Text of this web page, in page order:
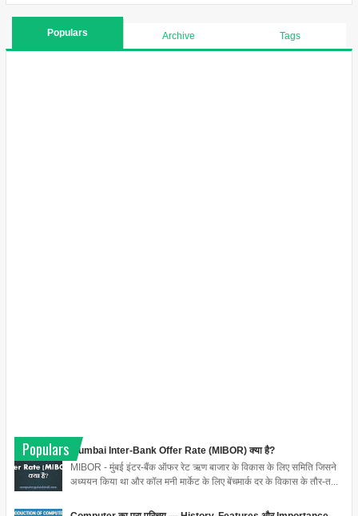
Populars Archive Tags
Populars
Mumbai Inter-Bank Offer Rate (MIBOR) क्या है?
MIBOR - मुंबई इंटर-बैंक ऑफर रेट ऋण बाजार के विकास के लिए समिति जिसने
अध्ययन किया था और कॉल मनी मार्केट के लिए बेंचमार्क दर के विकास के तौर-त...